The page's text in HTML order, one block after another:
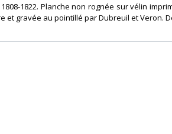
1822. Planche non rognée sur vélin
et gravée au pointillé par Dubreuil et Veron.